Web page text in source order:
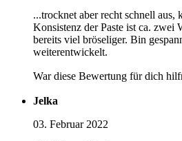
...trocknet aber recht schnell
Konsistenz der Paste ist ca. zwei
bereits viel bröseliger. Bin
weiterentwickelt.
War diese Bewertung für dich
Jelka
03. Februar 2022